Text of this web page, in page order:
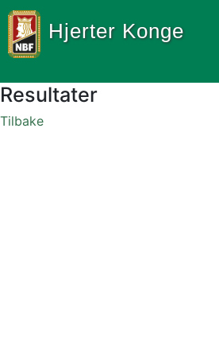
Hjerter Konge
Resultater
Tilbake